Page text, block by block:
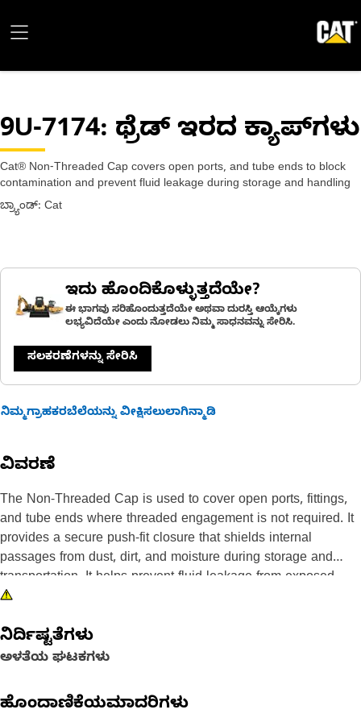
9U-7174: ಥ್ರೆಡ್ ಇರದ ಕ್ಯಾಪ್‌ಗಳು
Cat® Non-Threaded Cap covers open ports, and tube ends to block
contamination and prevent fluid leakage during storage and handling
ಬ್ರ್ಯಾಂಡ್: Cat
ಇದು ಹೊಂದಿಕೊಳ್ಳುತ್ತದೆಯೇ?
ಈ ಭಾಗವು ಸರಿಹೊಂದುತ್ತದೆಯೇ ಅಥವಾ ದುರಸ್ತಿ ಆಯ್ಕೆಗಳು
ಲಭ್ಯವಿದೆಯೇ ಎಂದು ನೋಡಲು ನಿಮ್ಮ ಸಾಧನವನ್ನು ಸೇರಿಸಿ.
ಸಲಕರಣೆಗಳನ್ನು ಸೇರಿಸಿ
ನಿಮ್ಮಗ್ರಾಹಕರಬೆಲೆಯನ್ನು ವೀಕ್ಷಿಸಲುಲಾಗಿನ್ಮಾಡಿ
ವಿವರಣೆ
The Non-Threaded Cap is used to cover open ports, fittings,
and tube ends where threaded engagement is not required. It
provides a secure push-fit closure that shields internal
passages from dust, dirt, and moisture during storage and
transportation. It helps prevent fluid leakage from exposed
openings, maintaining system cleanliness before installation. It
of foreign particles into sensitive pathways.
• Allows quick installation without special tools.
ನಿರ್ದಿಷ್ಟತೆಗಳು
ಅಳತೆಯ ಘಟಕಗಳು
ಹೊಂದಾಣಿಕೆಯಮಾದರಿಗಳು